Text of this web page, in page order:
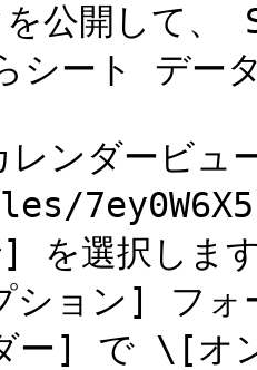
公開して、
シート デー
レンダービ
を選択しま
] で \[オン]